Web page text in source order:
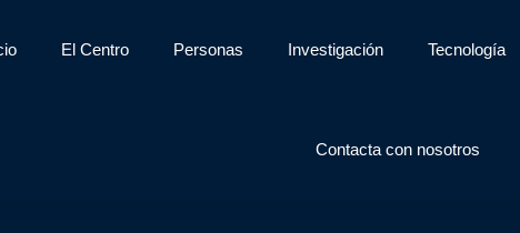
El Centro Personas Investigación Tecnología
Contacta con nosotros